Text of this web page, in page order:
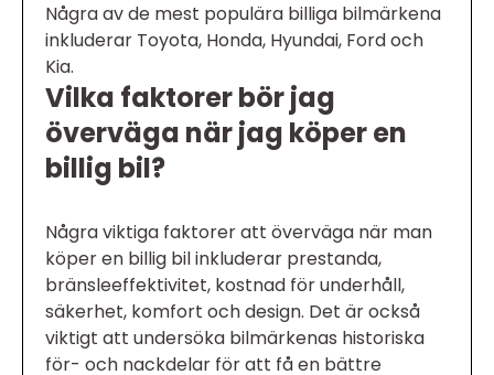
Några av de mest populära billiga bilmärkena
inkluderar Toyota, Honda, Hyundai, Ford och
Kia.
Vilka faktorer bör jag
överväga när jag köper en
billig bil?
Några viktiga faktorer att överväga när man
köper en billig bil inkluderar prestanda,
bränsleeffektivitet, kostnad för underhåll,
säkerhet, komfort och design. Det är också
viktigt att undersöka bilmärkenas historiska
för- och nackdelar för att få en bättre